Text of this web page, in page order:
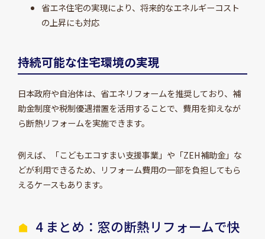
省エネ住宅の実現により、将来的なエネルギーコスト
の上昇にも対応
持続可能な住宅環境の実現
日本政府や自治体は、省エネリフォームを推奨しており、補
助金制度や税制優遇措置を活用することで、費用を抑えなが
ら断熱リフォームを実施できます。
例えば、「こどもエコすまい支援事業」や「ZEH補助金」な
どが利用できるため、リフォーム費用の一部を負担してもら
えるケースもあります。
4 まとめ：窓の断熱リフォームで快